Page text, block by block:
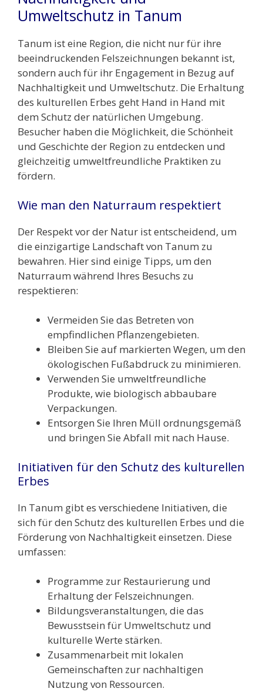
Umweltschutz in Tanum
Tanum ist eine Region, die nicht nur für ihre
beeindruckenden Felszeichnungen bekannt ist,
sondern auch für ihr Engagement in Bezug auf
Nachhaltigkeit und Umweltschutz. Die Erhaltung
des kulturellen Erbes geht Hand in Hand mit
dem Schutz der natürlichen Umgebung.
Besucher haben die Möglichkeit, die Schönheit
und Geschichte der Region zu entdecken und
gleichzeitig umweltfreundliche Praktiken zu
fördern.
Wie man den Naturraum respektiert
Der Respekt vor der Natur ist entscheidend, um
die einzigartige Landschaft von Tanum zu
bewahren. Hier sind einige Tipps, um den
Naturraum während Ihres Besuchs zu
respektieren:
Vermeiden Sie das Betreten von
empfindlichen Pflanzengebieten.
Bleiben Sie auf markierten Wegen, um den
ökologischen Fußabdruck zu minimieren.
Verwenden Sie umweltfreundliche
Produkte, wie biologisch abbaubare
Verpackungen.
Entsorgen Sie Ihren Müll ordnungsgemäß
und bringen Sie Abfall mit nach Hause.
Initiativen für den Schutz des kulturellen
Erbes
In Tanum gibt es verschiedene Initiativen, die
sich für den Schutz des kulturellen Erbes und die
Förderung von Nachhaltigkeit einsetzen. Diese
umfassen:
Programme zur Restaurierung und
Erhaltung der Felszeichnungen.
Bildungsveranstaltungen, die das
Bewusstsein für Umweltschutz und
kulturelle Werte stärken.
Zusammenarbeit mit lokalen
Gemeinschaften zur nachhaltigen
Nutzung von Ressourcen.